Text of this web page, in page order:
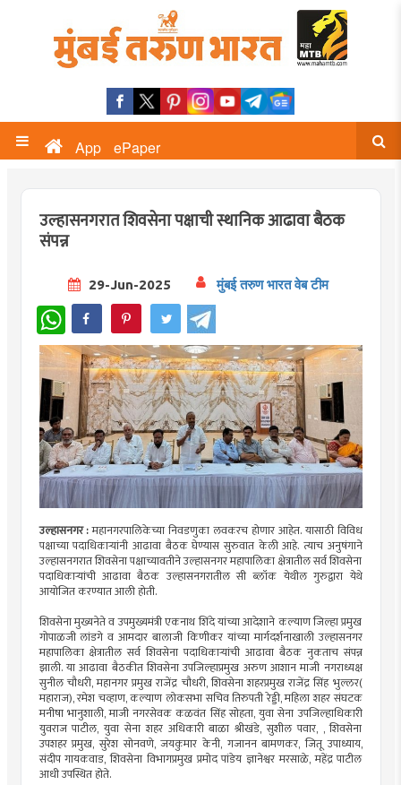
App ePaper
उल्हासनगरात शिवसेना पक्षाची स्थानिक आढावा बैठक
संपन्न
29-Jun-2025 मुंबई तरुण भारत वेब टीम
WhatsApp
उल्हासनगर :महानगरपालिकेच्या निवडणुका लवकरच होणार आहेत. यासाठी विविध
पक्षाच्या पदाधिकाऱ्यांनी आढावा बैठक घेण्यास सुरुवात केली आहे. त्याच अनुषंगाने
उल्हासनगरात शिवसेना पक्षाच्यावतीने उल्हासनगर महापालिका क्षेत्रातील सर्व शिवसेना
पदाधिकाऱ्यांची आढावा बैठक उल्हासनगरातील सी ब्लॉक येथील गुरुद्वारा येथे
आयोजित करण्यात आली होती.
शिवसेना मुख्यनेते व उपमुख्यमंत्री एकनाथ शिंदे यांच्या आदेशाने कल्याण जिल्हा प्रमुख
गोपाळजी लांडगे व आमदार बालाजी किणीकर यांच्या मार्गदर्शनाखाली उल्हासनगर
महापालिका क्षेत्रातील सर्व शिवसेना पदाधिकाऱ्यांची आढावा बैठक नुकताच संपन्न
झाली. या आढावा बैठकीत शिवसेना उपजिल्हाप्रमुख अरुण आशान माजी नगराध्यक्ष
सुनील चौधरी, महानगर प्रमुख राजेंद्र चौधरी, शिवसेना शहरप्रमुख राजेंद्र सिंह भुल्लर(
महाराज), रमेश चव्हाण, कल्याण लोकसभा सचिव तिरुपती रेड्डी, महिला शहर संघटक
मनीषा भानुशाली, माजी नगरसेवक कळवंत सिंह सोहता, युवा सेना उपजिल्हाधिकारी
युवराज पाटील, युवा सेना शहर अधिकारी बाळा श्रीखंडे, सुशील पवार, , शिवसेना
उपशहर प्रमुख, सुरेश सोनवणे, जयकुमार केनी, गजानन बामणकर, जितू उपाध्याय,
संदीप गायकवाड, शिवसेना विभागप्रमुख प्रमोद पांडेय ज्ञानेश्वर मरसाळे, महेंद्र पाटील
आधी उपस्थित होते.